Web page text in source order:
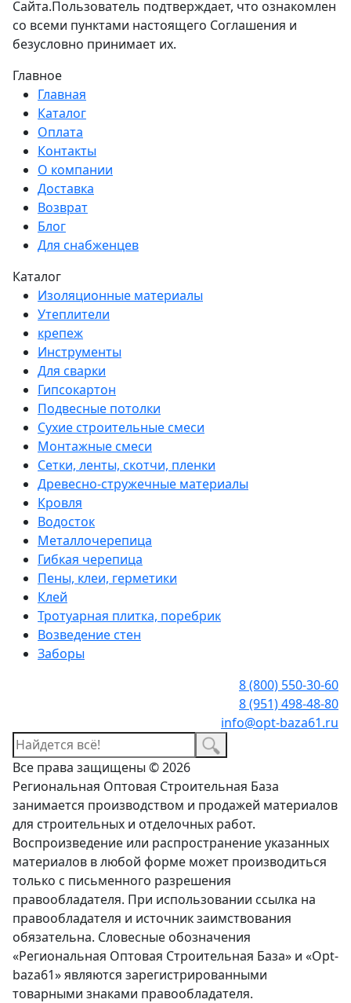
Сайта.Пользователь подтверждает, что ознакомлен
со всеми пунктами настоящего Соглашения и
безусловно принимает их.
Главное
Главная
Каталог
Оплата
Контакты
О компании
Доставка
Возврат
Блог
Для снабженцев
Каталог
Изоляционные материалы
Утеплители
крепеж
Инструменты
Для сварки
Гипсокартон
Подвесные потолки
Сухие строительные смеси
Монтажные смеси
Сетки, ленты, скотчи, пленки
Древесно-стружечные материалы
Кровля
Водосток
Металлочерепица
Гибкая черепица
Пены, клеи, герметики
Клей
Тротуарная плитка, поребрик
Возведение стен
Заборы
8 (800) 550-30-60
8 (951) 498-48-80
info@opt-baza61.ru
Все права защищены © 2026
Региональная Оптовая Строительная База
занимается производством и продажей материалов
для строительных и отделочных работ.
Воспроизведение или распространение указанных
материалов в любой форме может производиться
только с письменного разрешения
правообладателя. При использовании ссылка на
правообладателя и источник заимствования
обязательна. Словесные обозначения
«Региональная Оптовая Строительная База» и «Opt-
baza61» являются зарегистрированными
товарными знаками правообладателя.